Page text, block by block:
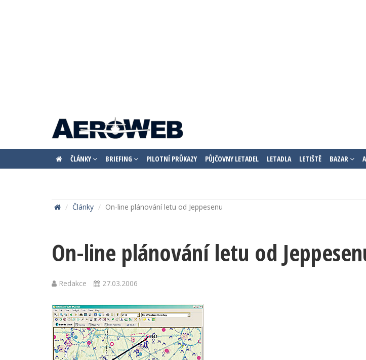
ČLÁNKY BRIEFING PILOTNÍ PRŮKAZY PŮJČOVNY LETADEL LETADLA LETIŠTĚ BAZAR
Články On-line plánování letu od Jeppesenu
On-line plánování letu od
Redakce 27.03.2006